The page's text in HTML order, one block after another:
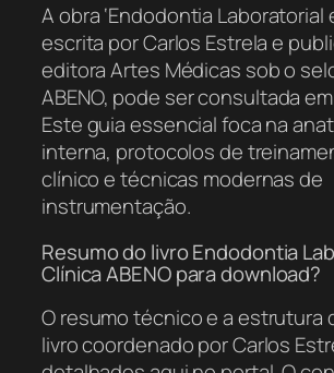
A obra ‘Endodontia Laboratorial
escrita por Carlos Estrela e
editora Artes Médicas sob o
ABENO, pode ser consultada
Este guia essencial foca na
interna, protocolos de
clínico e técnicas modernas de
instrumentação.
Resumo do livro Endodontia
Clínica ABENO para download?
O resumo técnico e a estrutura
livro coordenado por Carlos